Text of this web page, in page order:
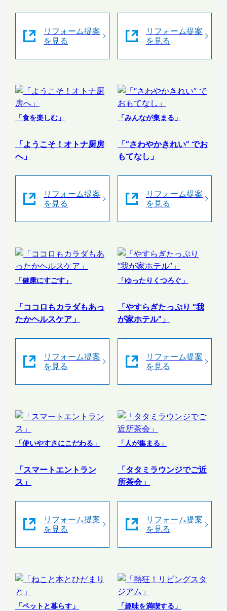
リフォーム提案
を見る
リフォーム提案
を見る
「食を楽しむ」
「ようこそ！オトナ厨房
へ」
リフォーム提案
を見る
「みんなが集まる」
「“さわやかきれい” でお
もてなし」
リフォーム提案
を見る
「健康にすごす」
「ココロもカラダもあっ
たかヘルスケア」
リフォーム提案
を見る
「ゆったりくつろぐ」
「やすらぎたっぷり “我
が家ホテル”」
リフォーム提案
を見る
「使いやすさにこだわる」
「スマートエントラン
ス」
リフォーム提案
を見る
「人が集まる」
「タタミラウンジでご近
所茶会」
リフォーム提案
を見る
「ペットと暮らす」 「趣味を満喫する」